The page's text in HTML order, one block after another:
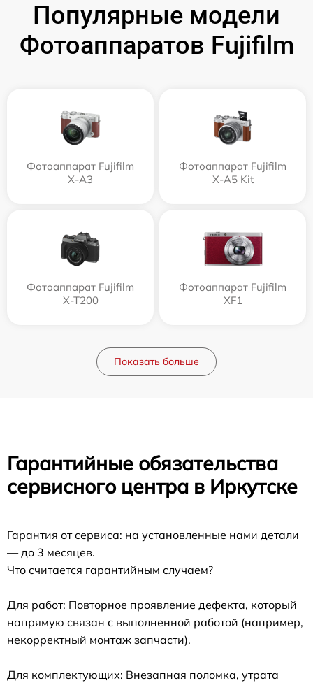
Популярные модели
Фотоаппаратов Fujifilm
Фотоаппарат Fujifilm
X-A3
Фотоаппарат Fujifilm
X-A5 Kit
Фотоаппарат Fujifilm
X-T200
Фотоаппарат Fujifilm
XF1
Показать больше
Гарантийные обязательства
сервисного центра в Иркутске
Гарантия от сервиса: на установленные нами детали
— до 3 месяцев.
Что считается гарантийным случаем?
Для работ: Повторное проявление дефекта, который
напрямую связан с выполненной работой (например,
некорректный монтаж запчасти).
Для комплектующих: Внезапная поломка, утрата